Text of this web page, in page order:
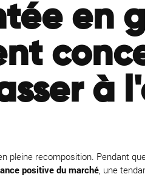
en
à
pleine recomposition. Pendant
positive du marché, une